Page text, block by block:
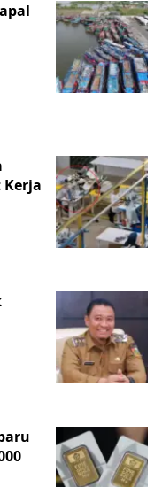
Kerja